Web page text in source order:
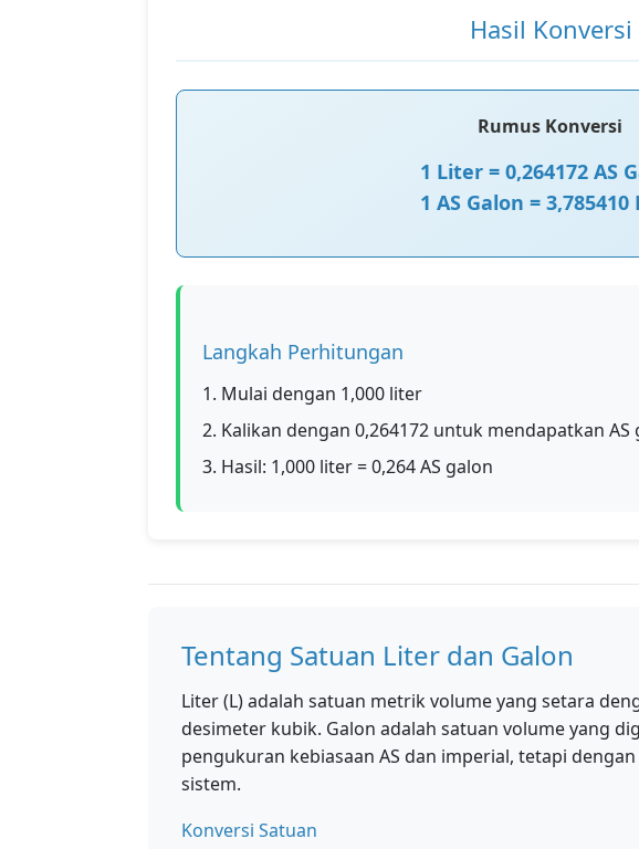
Hasil Konversi
Rumus Konversi
1 Liter = 0,264172 AS
1 AS Galon =
Langkah Perhitungan
1. Mulai dengan 1,000 liter
2. Kalikan dengan 0,264172 untuk mendapatkan AS
3. Hasil: 1,000 liter = 0,264 AS galon
Tentang Satuan Liter dan Galon
Liter (L) adalah satuan metrik volume yang setara
desimeter kubik. Galon adalah satuan volume yang
pengukuran kebiasaan AS dan imperial, tetapi
sistem.
Konversi Satuan